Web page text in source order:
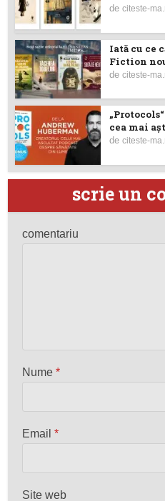
deciteste-
Iată cu ce
Fiction
deciteste-
cea mai
deciteste-
scrie un
comentariu
Nume*
Email*
Site web